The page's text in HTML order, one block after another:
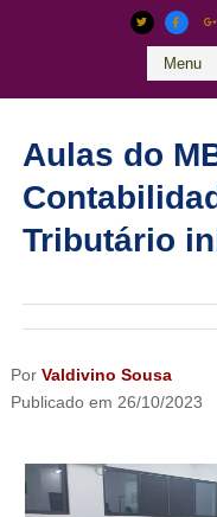
Aulas do
Tributário
Por Valdivino Sousa
Publicado em 26/10/2023